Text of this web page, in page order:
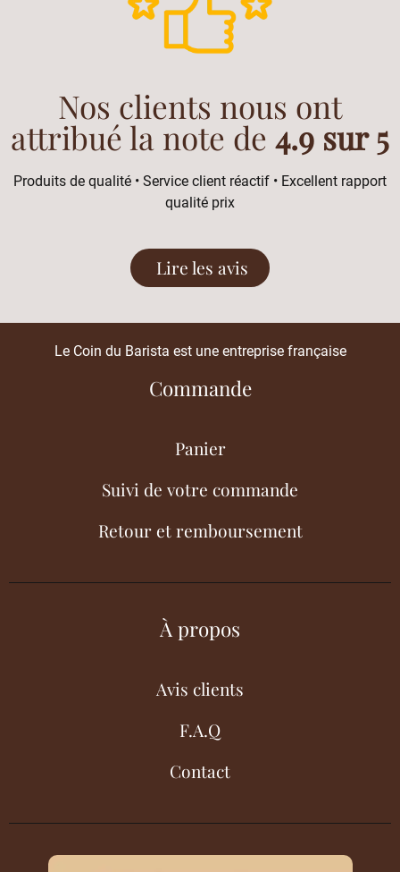
Nos clients nous ont
attribué la note de 4.9 sur 5
Produits de qualité • Service client réactif • Excellent rapport
qualité prix
Lire les avis
Le Coin du Barista est une entreprise française
Commande
Panier
Suivi de votre commande
Retour et remboursement
À propos
Avis clients
F.A.Q
Contact